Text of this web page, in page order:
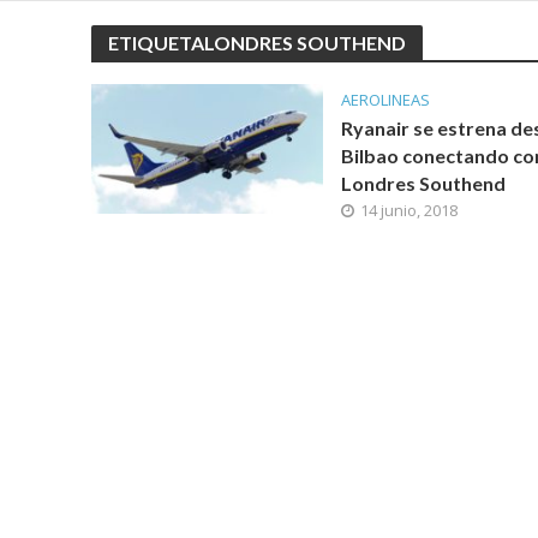
ETIQUETALONDRES SOUTHEND
AEROLINEAS
Ryanair se estrena
Bilbao conectando
Londres Southend
14 junio, 2018